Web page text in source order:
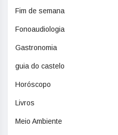
Fim de semana
Fonoaudiologia
Gastronomia
guia do castelo
Horóscopo
Livros
Meio Ambiente